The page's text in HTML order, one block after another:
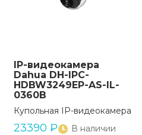
IP-видеокамера
Dahua DH-IPC-
HDBW3249EP-AS-IL-
0360B
Купольная IP-видеокамера
23390 ₽ В наличии